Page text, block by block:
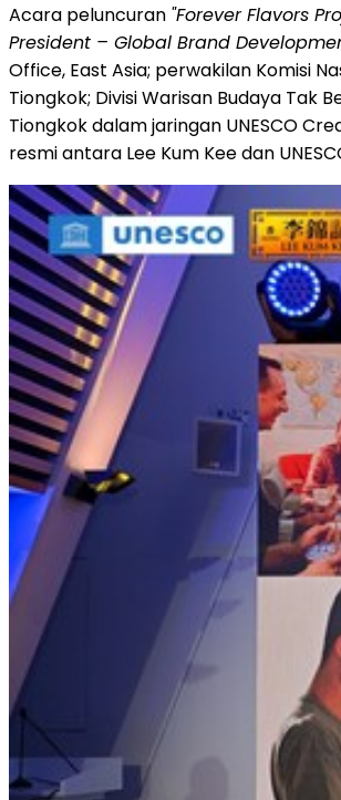
Acara peluncuran "Forever Flavors
President – Global Brand
Office, East Asia; perwakilan Komisi
Tiongkok; Divisi Warisan Budaya Tak
Tiongkok dalam jaringan UNESCO
resmi antara Lee Kum Kee dan